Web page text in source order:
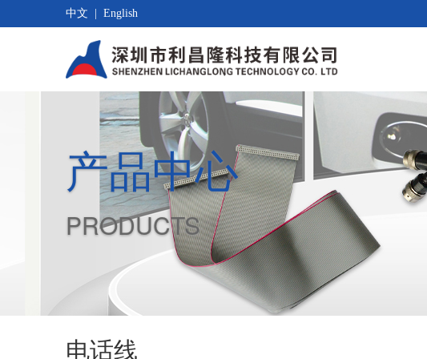
中文 English
产品中心
PRODUCTS
电话线